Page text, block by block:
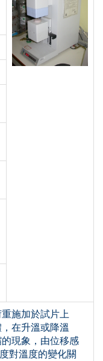
施加於試片上
在升溫或降溫
現象，由位移感
對溫度的變化關